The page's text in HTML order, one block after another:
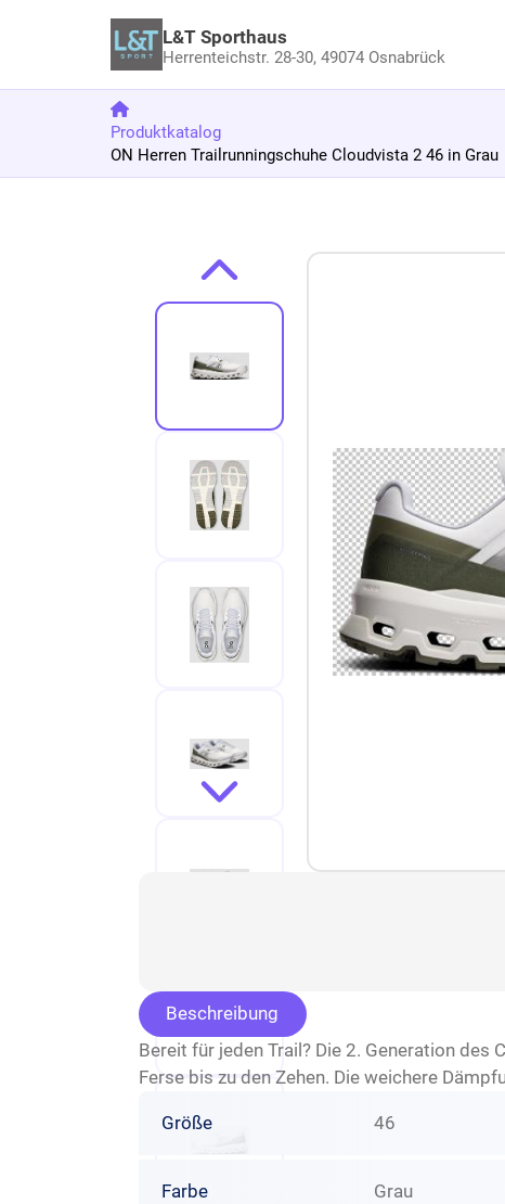
L&T Sporthaus
Herrenteichstr. 28-30,49074 Osnabrück
Produktkatalog
ON Herren Trailrunningschuhe Cloudvista 2 46 in Grau
Zur Produktbeschreibung springen
Beschreibung
Bereit für jeden Trail? Die 2. Generation
Ferse bis zu den Zehen. Die weichere
Größe 46
Farbe Grau